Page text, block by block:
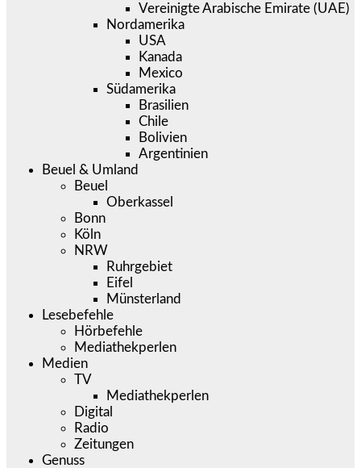
Vereinigte Arabische Emirate (UAE)
Nordamerika
USA
Kanada
Mexico
Südamerika
Brasilien
Chile
Bolivien
Argentinien
Beuel & Umland
Beuel
Oberkassel
Bonn
Köln
NRW
Ruhrgebiet
Eifel
Münsterland
Lesebefehle
Hörbefehle
Mediathekperlen
Medien
TV
Mediathekperlen
Digital
Radio
Zeitungen
Genuss